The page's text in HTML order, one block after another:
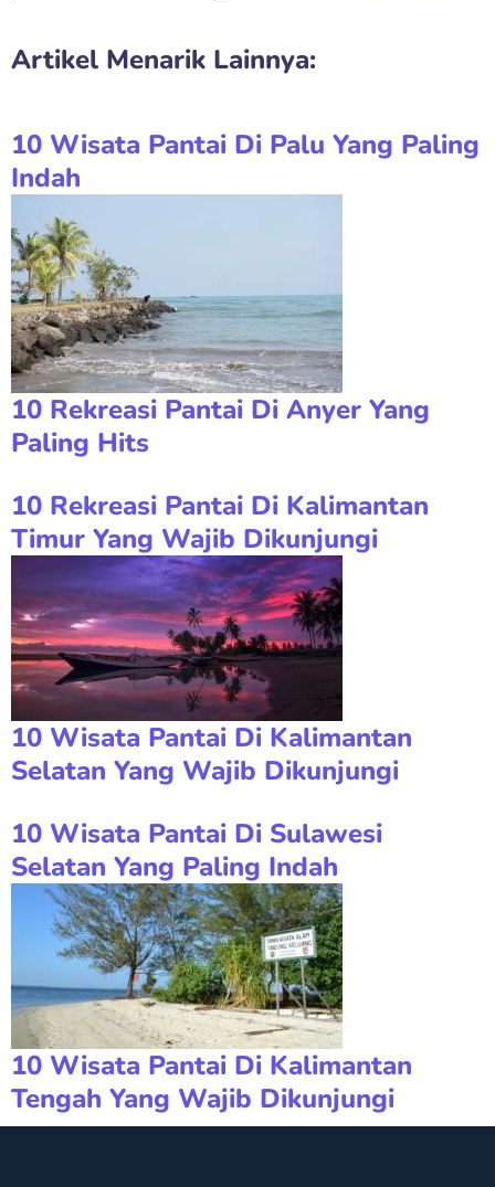
Artikel Menarik Lainnya:
10 Wisata Pantai Di Palu Yang Paling
Indah
10 Rekreasi Pantai Di Anyer Yang
Paling Hits
10 Rekreasi Pantai Di Kalimantan
Timur Yang Wajib Dikunjungi
10 Wisata Pantai Di Kalimantan
Selatan Yang Wajib Dikunjungi
10 Wisata Pantai Di Sulawesi
Selatan Yang Paling Indah
10 Wisata Pantai Di Kalimantan
Tengah Yang Wajib Dikunjungi